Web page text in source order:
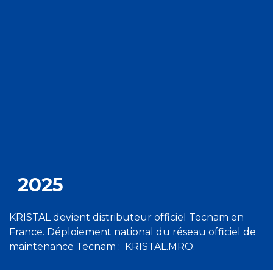
2025
KRISTAL devient distributeur officiel Tecnam en
France. Déploiement national du réseau officiel de
maintenance Tecnam : KRISTAL.MRO.